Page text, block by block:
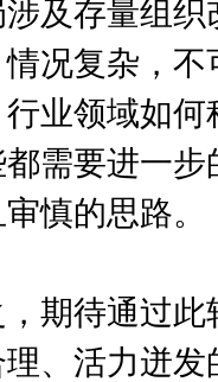
及存量组
情况复杂，
业领域如
需要进一
慎的思路。
，期待通过
、活力迸